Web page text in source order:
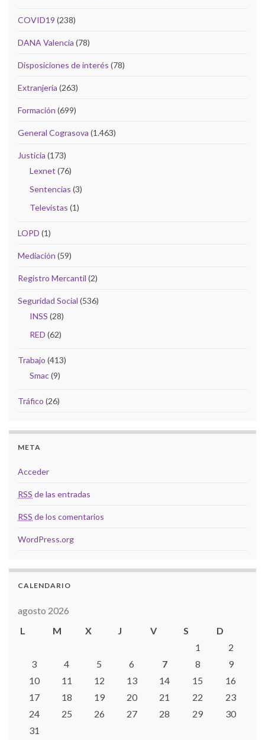
COVID19 (238)
DANA Valencia (78)
Disposiciones de interés (78)
Extranjería (263)
Formación (699)
General Cograsova (1.463)
Justicia (173)
Lexnet (76)
Sentencias (3)
Televistas (1)
LOPD (1)
Mediación (59)
Registro Mercantil (2)
Seguridad Social (536)
INSS (28)
RED (62)
Trabajo (413)
Smac(9)
Tráfico (26)
META
Acceder
RSS de las entradas
RSS de los comentarios
WordPress.org
CALENDARIO
agosto 2026
L
M X J V S
D
1
2
3
4 5 6 7 8
9
10
11 12 13 14 15
16
17
18 19 20 21 22
23
24
25 26 27 28 29
30
31